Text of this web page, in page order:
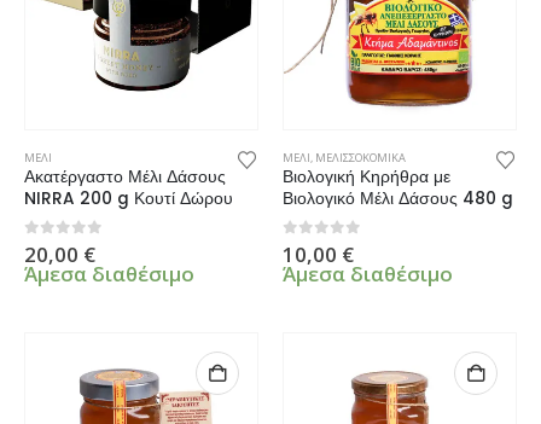
ΜΕΛΙ
Ακατέργαστο Μέλι Δάσους
NIRRA 200 g Κουτί Δώρου
0 από 5
20,00 €
Άμεσα διαθέσιμο
ΜΕΛΙ, ΜΕΛΙΣΣΟΚΟΜΙΚΑ
Βιολογική Κηρήθρα με
Βιολογικό Μέλι Δάσους 480 g
0 από 5
10,00 €
Άμεσα διαθέσιμο